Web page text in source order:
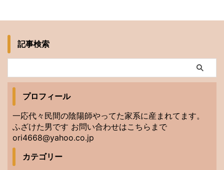
記事検索
プロフィール
一応代々民間の陰陽師やってた家系に産まれてます。
ふざけた男です お問い合わせはこちらまで
ori4668@yahoo.co.jp
カテゴリー